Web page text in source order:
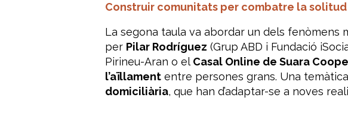
Construir comunitats per combatre la solitud
La segona taula va abordar un dels fenòmens
per Pilar Rodríguez (Grup ABD i Fundació
Pirineu-Aran o elCasal Online de Suara
l’aïllamententre persones grans. Una
domiciliària, que han d’adaptar-se a noves